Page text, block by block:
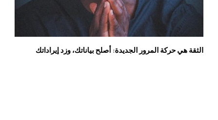
الثقة هي حركة المرور الجديدة: أصلح بياناتك، وزد إيراداتك